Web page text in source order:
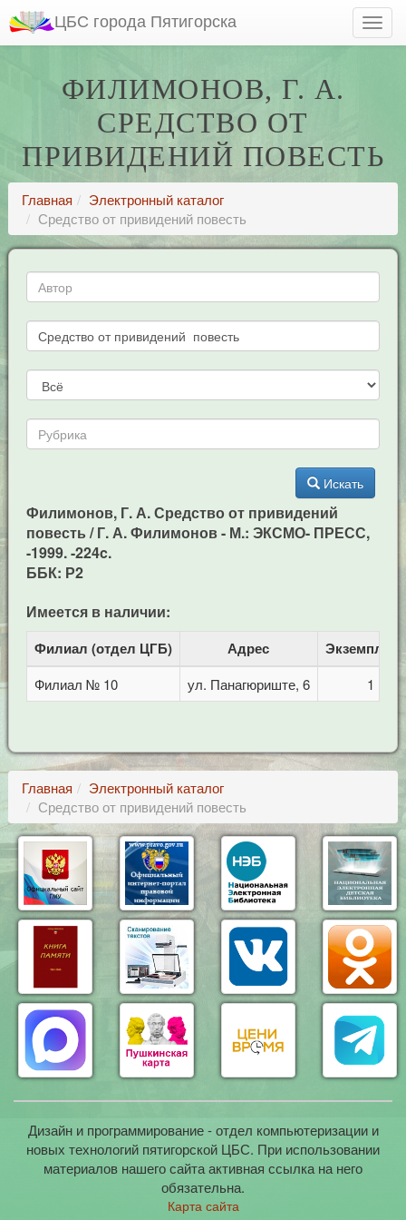
ЦБС города Пятигорска
ФИЛИМОНОВ, Г. А.
СРЕДСТВО ОТ
ПРИВИДЕНИЙ ПОВЕСТЬ
Главная
Электронный каталог
Средство от привидений повесть
Искать
Филимонов, Г. А. Средство от привидений
повесть / Г. А. Филимонов - М.: ЭКСМО- ПРЕСС,
-1999. -224c.
ББК: Р2
Имеется в наличии:
Филиал (отдел ЦГБ) Адрес
Филиал № 10 ул. Панагюриште, 6 1
Главная
Электронный каталог
Средство от привидений повесть
Дизайн и программирование - отдел компьютеризации и
новых технологий пятигорской ЦБС. При использовании
материалов нашего сайта активная ссылка на него
обязательна.
Карта сайта